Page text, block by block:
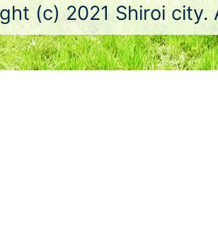
(c) 2021 Shiroi city.